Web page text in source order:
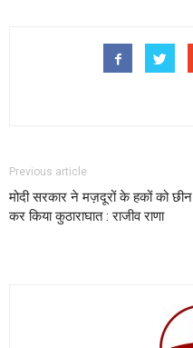
Previous article
मोदी सरकार ने मज़दूरों के हकों को छीन
कर किया कुठाराघात : राजीव राणा